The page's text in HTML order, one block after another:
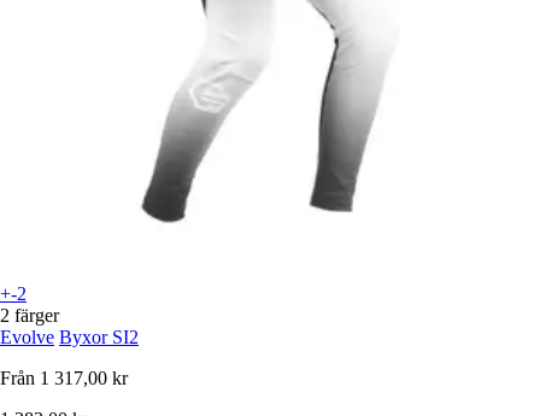
+-2
2 färger
Evolve Byxor SI2
Från 1 317,00 kr